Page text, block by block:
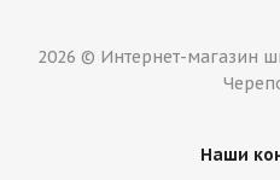
2026 © Интернет-магазин
Наши